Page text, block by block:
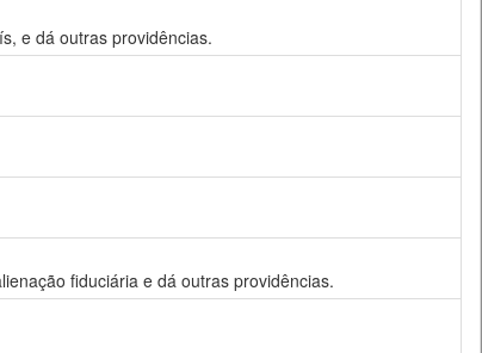
e dá outras providências.
fiduciária e dá outras providências.